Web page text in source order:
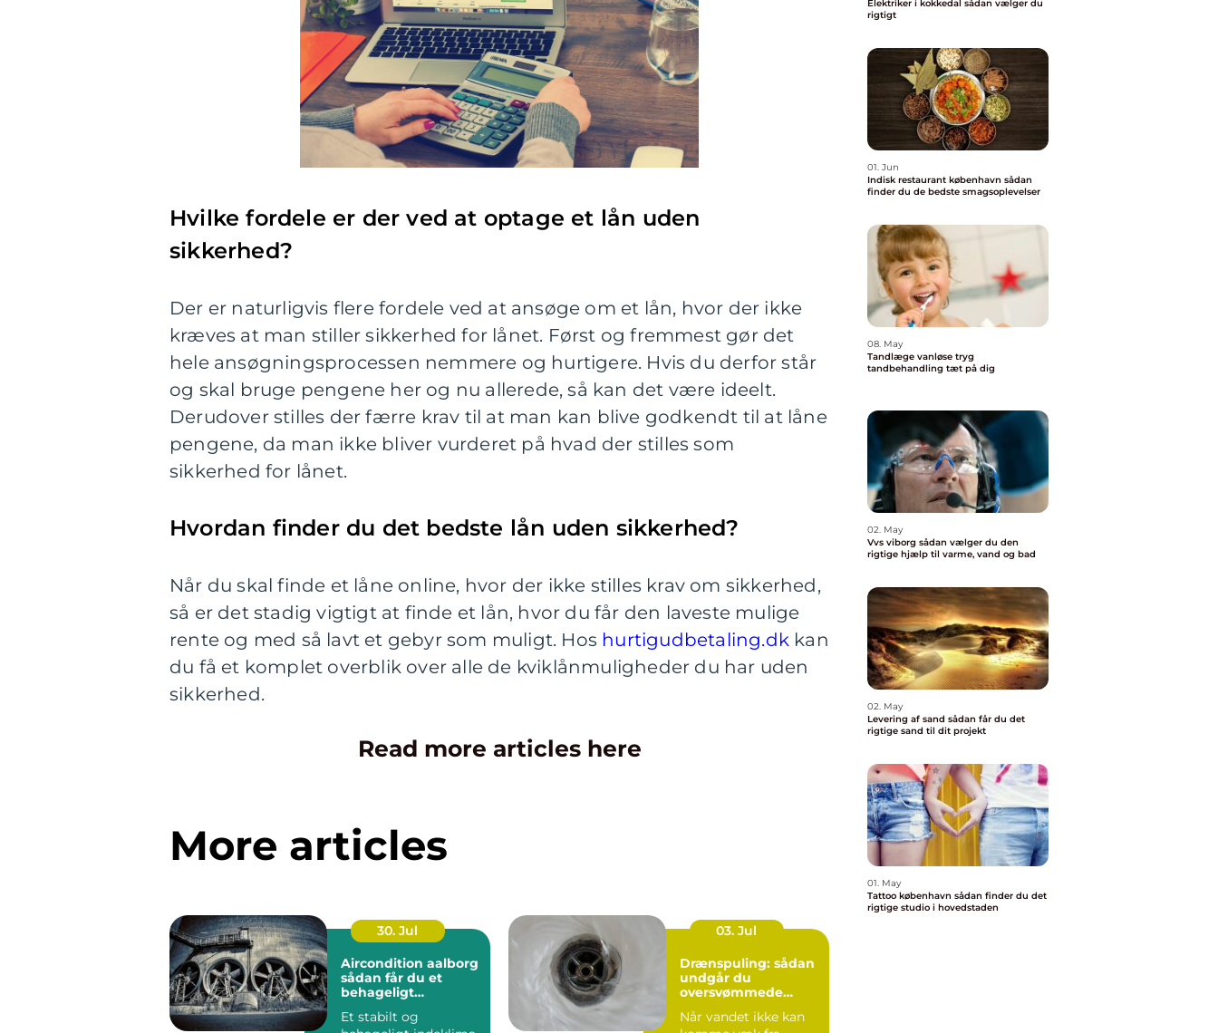
Hvilke fordele er der ved at optage et lån uden
sikkerhed?
Der er naturligvis flere fordele ved at ansøge om et lån, hvor der ikke
kræves at man stiller sikkerhed for lånet. Først og fremmest gør det
hele ansøgningsprocessen nemmere og hurtigere. Hvis du derfor står
og skal bruge pengene her og nu allerede, så kan det være ideelt.
Derudover stilles der færre krav til at man kan blive godkendt til at låne
pengene, da man ikke bliver vurderet på hvad der stilles som
sikkerhed for lånet.
Hvordan finder du det bedste lån uden sikkerhed?
Når du skal finde et låne online, hvor der ikke stilles krav om sikkerhed,
så er det stadig vigtigt at finde et lån, hvor du får den laveste mulige
rente og med så lavt et gebyr som muligt. Hos hurtigudbetaling.dk kan
du få et komplet overblik over alle de kviklånmuligheder du har uden
sikkerhed.
Read more articles here
More articles
30. Jul
Aircondition aalborg
sådan får du et
behageligt
Et stabilt og
03. Jul
Drænspuling: sådan
undgår du
oversvømmede
grunde
Når vandet ikke kan
Elektriker i kokkedal sådan vælger du
rigtigt
01. Jun
Indisk restaurant københavn sådan
finder du de bedste smagsoplevelser
08. May
Tandlæge vanløse tryg
tandbehandling tæt på dig
02. May
Vvs viborg sådan vælger du den
rigtige hjælp til varme, vand og bad
02. May
Levering af sand sådan får du det
rigtige sand til dit projekt
01. May
Tattoo københavn sådan finder du det
rigtige studio i hovedstaden